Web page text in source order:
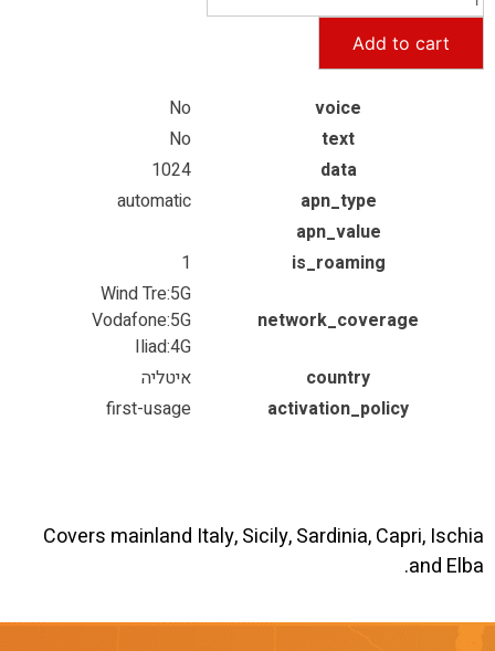
Add to cart
voice
No
text
No
data
1024
apn_type
automatic
apn_value
is_roaming
1
network_coverage
Wind Tre:5G
Vodafone:5G
Iliad:4G
country
איטליה
activation_policy
first-usage
Covers mainland Italy, Sicily, Sardinia, Capri, Ischia
and Elba.